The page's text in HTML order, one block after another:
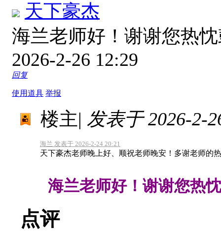
天下豪杰
海兰老师好！谢谢您热
2026-2-26 12:29
回复
使用道具 举报
楼主| 发表于 2026-2-
海兰 发表于 2026-2-24 20:21
天下豪杰老师晚上好、顺祝老师晚安！多谢老师的
海兰老师好！谢谢您热忱
点评